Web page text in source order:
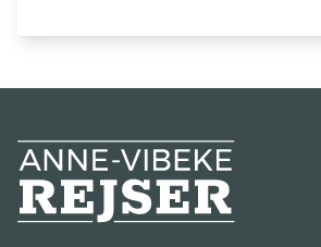
Anne-Vibeke Rejser